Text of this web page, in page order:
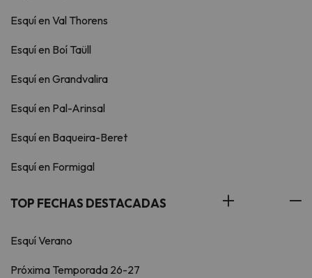
Esquí en Val Thorens
Esquí en Boí Taüll
Esquí en Grandvalira
Esquí en Pal-Arinsal
Esquí en Baqueira-Beret
Esquí en Formigal
TOP FECHAS DESTACADAS
Esquí Verano
Próxima Temporada 26-27